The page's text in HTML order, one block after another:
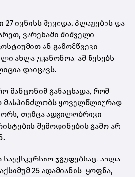
27 ივნისს შევიდა. პლაჟების და
ვარენაში შიშველი
ან გამომწვევი
ახლა უკანონოა. ამ წესებს
დაიცავს.
მანცონიმ განაცხადა, რომ
მასპინძლობს ყოველწლიურად
თუმცა ადგილობრივი
შემოდინების გამო არ
ჯგუფებსაც. ახლა
25 ადამიანის ყოფნა,